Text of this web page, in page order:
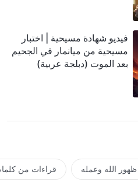
فيديو شهادة مسيحية | اختبار
مسيحية من ميانمار في الجحيم
بعد الموت (دبلجة عربية)
قراءات من